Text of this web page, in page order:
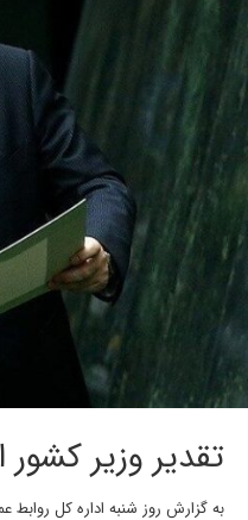
تقدیر وزیر کشور
به گزارش روز شنبه اداره کل روابط